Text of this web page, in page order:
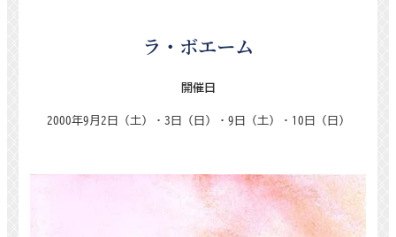
ラ・ボエーム
開催日
2000年9 月 2日（土）・ 3日（日）・ 9日（土）・ 10日（日）